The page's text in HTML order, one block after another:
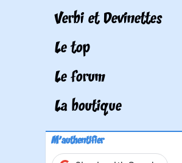
Verbi et Devinettes
Le top
Le forum
La boutique
M'authentifier